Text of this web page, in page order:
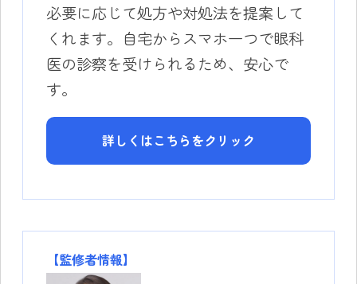
必要に応じて処方や対処法を提案して
くれます。自宅からスマホ一つで眼科
医の診察を受けられるため、安心で
す。
詳しくはこちらをクリック
【監修者情報】